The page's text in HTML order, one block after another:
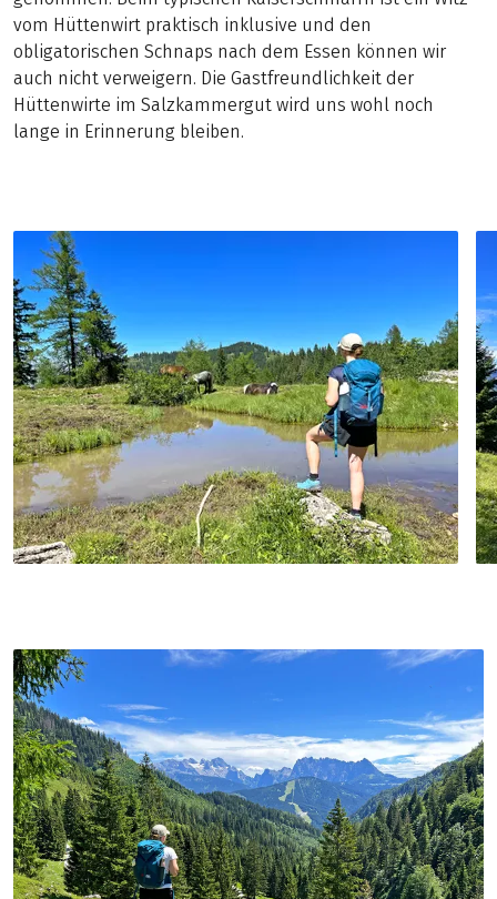
vom Hüttenwirt praktisch inklusive und den
obligatorischen Schnaps nach dem Essen können wir
auch nicht verweigern. Die Gastfreundlichkeit der
Hüttenwirte im Salzkammergut wird uns wohl noch
lange in Erinnerung bleiben.